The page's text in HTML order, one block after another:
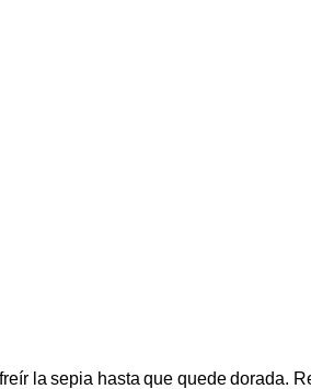
la sepia hasta que quede dorada.